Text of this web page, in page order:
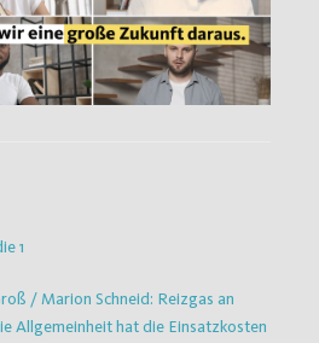
1
/ Marion Schneid: Reizgas an
Allgemeinheit hat die Einsatzkosten